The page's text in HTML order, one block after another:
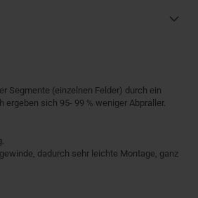
Segmente (einzelnen Felder) durch ein
ergeben sich 95- 99 % weniger Abpraller.
dadurch sehr leichte Montage, ganz